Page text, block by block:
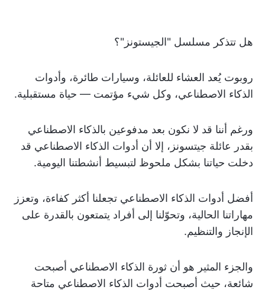
هل تتذكر مسلسل "الجيستونز"؟
روبوت يُعد العشاء للعائلة، وسيارات طائرة، وأدوات
الذكاء الاصطناعي، وكل شيء مؤتمت — حياة مستقبلية.
ورغم أننا قد لا نكون بعد مدفوعين بالذكاء الاصطناعي
بقدر عائلة جيتسونز، إلا أن أدوات الذكاء الاصطناعي قد
دخلت حياتنا بشكل ملحوظ لتبسيط أنشطتنا اليومية.
أفضل أدوات الذكاء الاصطناعي تجعلنا أكثر كفاءة، وتعزز
مهاراتنا الحالية، وتحوّلنا إلى أفراد يتمتعون بالقدرة على
الإنجاز والتنظيم.
والجزء المثير هو أن ثورة الذكاء الاصطناعي أصبحت
شائعة، حيث أصبحت أدوات الذكاء الاصطناعي متاحة